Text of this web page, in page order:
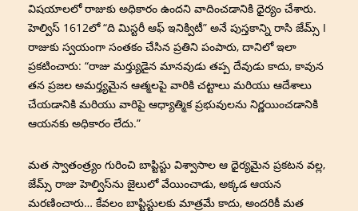
విషయాలలో రాజుకు అధికారం ఉందని వాదించడానికి ధైర్యం చేశారు.
హెల్విస్ 1612లో “ది మిస్టరీ ఆఫ్ ఇనిక్విటీ” అనే పుస్తకాన్ని రాసి జేమ్స్ I
రాజుకు స్వయంగా సంతకం చేసిన ప్రతిని పంపారు, దానిలో ఇలా
ప్రకటించారు: “రాజు మర్త్యుడైన మానవుడు తప్ప దేవుడు కాదు, కావున
తన ప్రజల అమర్త్యమైన ఆత్మలపై వారికి చట్టాలు మరియు ఆదేశాలు
చేయడానికి మరియు వారిపై ఆధ్యాత్మిక ప్రభువులను నిర్ణయించడానికి
ఆయనకు అధికారం లేదు.”
మత స్వాతంత్ర్యం గురించి బాప్టిస్టు విశ్వాసాల ఆ ధైర్యమైన ప్రకటన వల్ల,
జేమ్స్ రాజు హెల్విస్‌ను జైలులో వేయించాడు, అక్కడ ఆయన
మరణించారు… కేవలం బాప్టిస్టులకు మాత్రమే కాదు, అందరికీ మత